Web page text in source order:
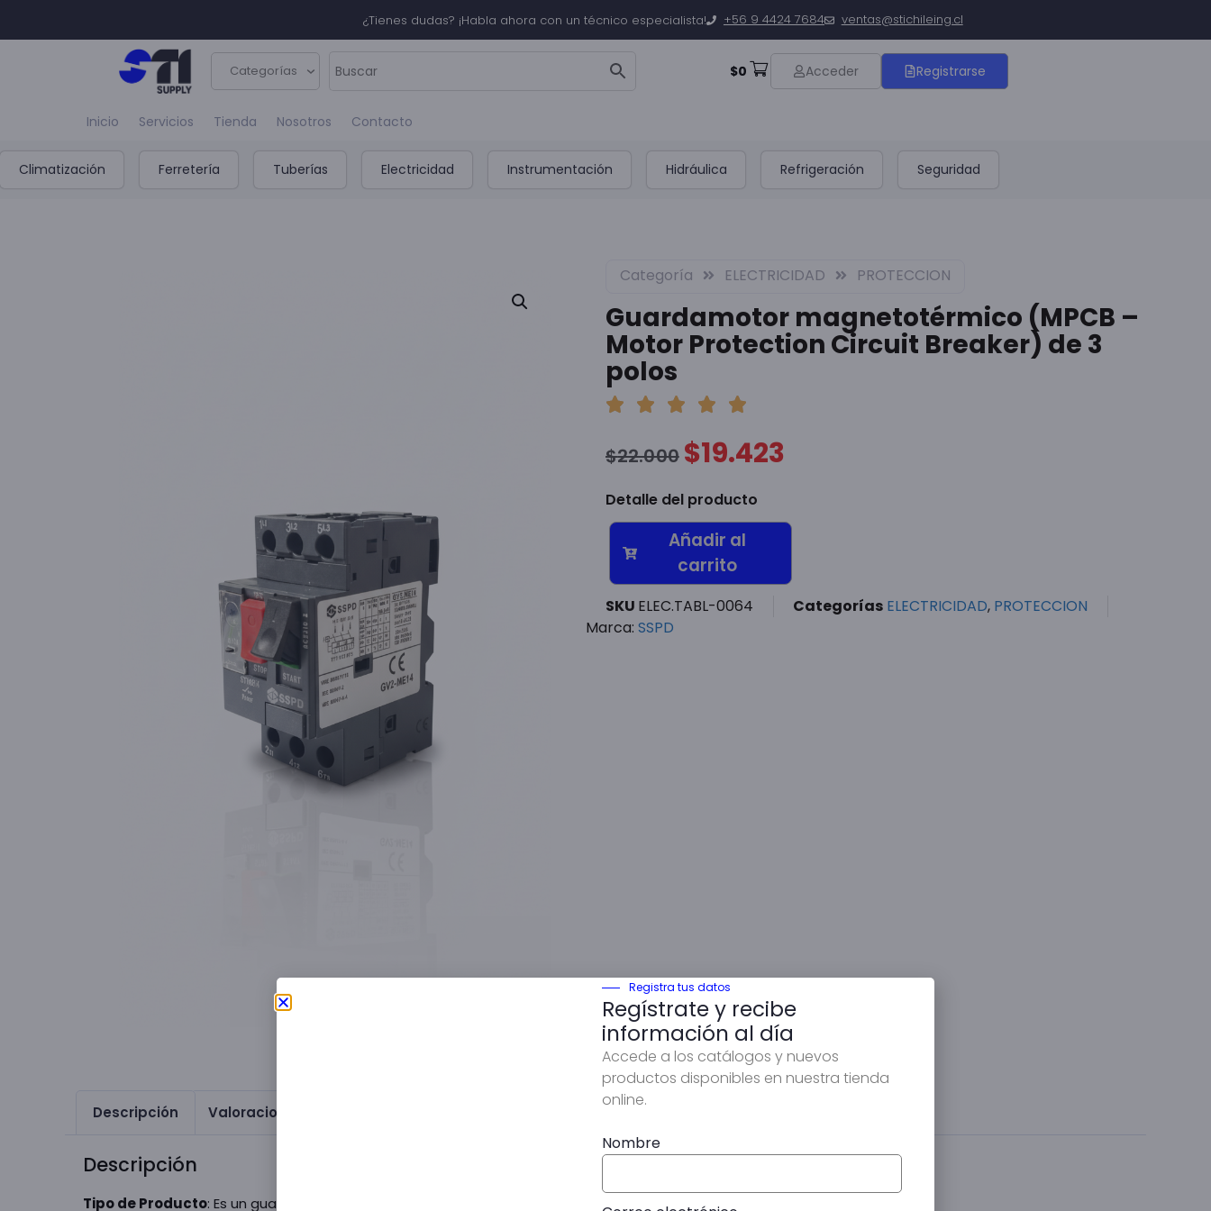
¿Tienes dudas? ¡Habla ahora con un técnico especialista! +56 9 4424 7684 ventas@stichileing.cl
Categorías $0 Acceder Registrarse
Inicio Servicios Tienda Nosotros Contacto
Climatización Ferretería Tuberías Electricidad Instrumentación Hidráulica Refrigeración Seguridad
Categoría ELECTRICIDAD PROTECCION
Guardamotor magnetotérmico (MPCB –
Motor Protection Circuit Breaker) de 3
polos
$22.000 $19.423
Detalle del producto
Añadir al
carrito
SKU ELEC.TABL-0064 Categorías ELECTRICIDAD, PROTECCION
Marca: SSPD
Descripción Valoraciones (0)
Descripción
Tipo de Producto: Es un guardamotor magnetotérmico(GV2-ME06)
Registra tus datos
Regístrate y recibe
información al día
Accede a los catálogos y nuevos
productos disponibles en nuestra tienda
online.
Nombre